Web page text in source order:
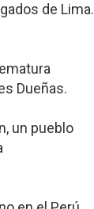
de Lima.
Dueñas.
un pueblo